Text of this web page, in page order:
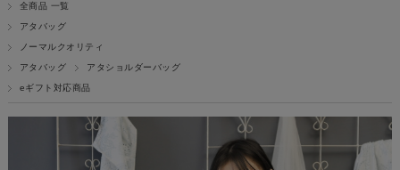
全商品 一覧
アタバッグ
ノーマルクオリティ
アタバッグ アタショルダーバッグ
eギフト対応商品